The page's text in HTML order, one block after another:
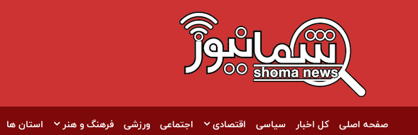
صفحه اصلی کل اخبار سیاسی اقتصادی اجتماعی ورزشی فرهنگ و هنر استان ها